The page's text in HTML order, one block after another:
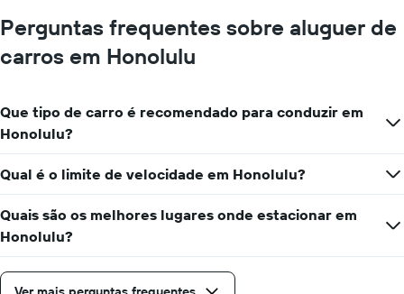
Perguntas frequentes sobre aluguer de
carros em Honolulu
Que tipo de carro é recomendado para conduzir em
Honolulu?
Qual é o limite de velocidade em Honolulu?
Quais são os melhores lugares onde estacionar em
Honolulu?